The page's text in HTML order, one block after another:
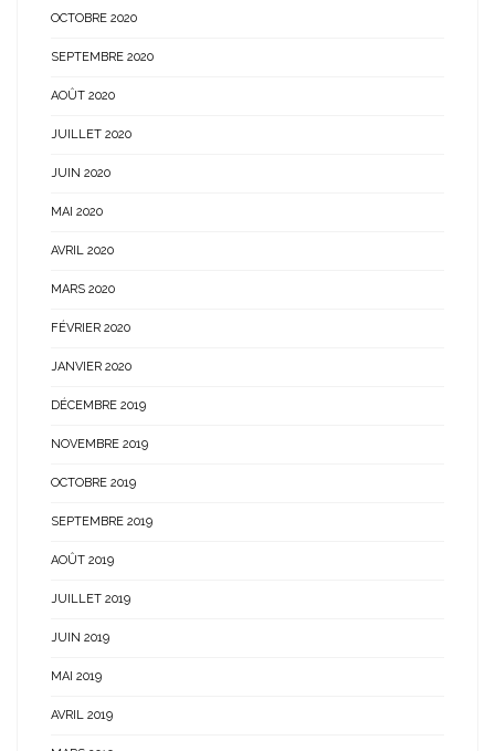
OCTOBRE 2020
SEPTEMBRE 2020
AOÛT 2020
JUILLET 2020
JUIN 2020
MAI 2020
AVRIL 2020
MARS 2020
FÉVRIER 2020
JANVIER 2020
DÉCEMBRE 2019
NOVEMBRE 2019
OCTOBRE 2019
SEPTEMBRE 2019
AOÛT 2019
JUILLET 2019
JUIN 2019
MAI 2019
AVRIL 2019